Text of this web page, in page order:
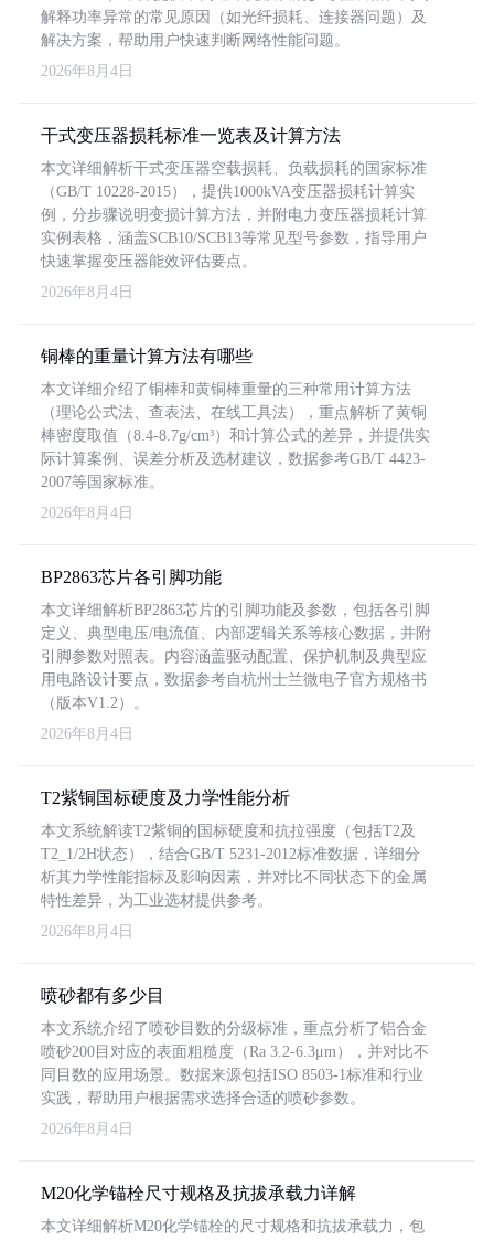
解释功率异常的常见原因（如光纤损耗、连接器问题）及
解决方案，帮助用户快速判断网络性能问题。
2026年8月4日
干式变压器损耗标准一览表及计算方法
本文详细解析干式变压器空载损耗、负载损耗的国家标准
（GB/T 10228-2015），提供1000kVA变压器损耗计算实
例，分步骤说明变损计算方法，并附电力变压器损耗计算
实例表格，涵盖SCB10/SCB13等常见型号参数，指导用户
快速掌握变压器能效评估要点。
2026年8月4日
铜棒的重量计算方法有哪些
本文详细介绍了铜棒和黄铜棒重量的三种常用计算方法
（理论公式法、查表法、在线工具法），重点解析了黄铜
棒密度取值（8.4-8.7g/cm³）和计算公式的差异，并提供实
际计算案例、误差分析及选材建议，数据参考GB/T 4423-
2007等国家标准。
2026年8月4日
BP2863芯片各引脚功能
本文详细解析BP2863芯片的引脚功能及参数，包括各引脚
定义、典型电压/电流值、内部逻辑关系等核心数据，并附
引脚参数对照表。内容涵盖驱动配置、保护机制及典型应
用电路设计要点，数据参考自杭州士兰微电子官方规格书
（版本V1.2）。
2026年8月4日
T2紫铜国标硬度及力学性能分析
本文系统解读T2紫铜的国标硬度和抗拉强度（包括T2及
T2_1/2H状态），结合GB/T 5231-2012标准数据，详细分
析其力学性能指标及影响因素，并对比不同状态下的金属
特性差异，为工业选材提供参考。
2026年8月4日
喷砂都有多少目
本文系统介绍了喷砂目数的分级标准，重点分析了铝合金
喷砂200目对应的表面粗糙度（Ra 3.2-6.3μm），并对比不
同目数的应用场景。数据来源包括ISO 8503-1标准和行业
实践，帮助用户根据需求选择合适的喷砂参数。
2026年8月4日
M20化学锚栓尺寸规格及抗拔承载力详解
本文详细解析M20化学锚栓的尺寸规格和抗拔承载力，包